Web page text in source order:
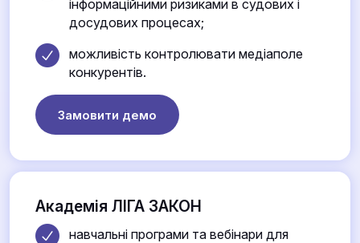
інформаційними ризиками в судових і
досудових процесах;
можливість контролювати медіаполе
конкурентів.
Замовити демо
Академія ЛІГА ЗАКОН
навчальні програми та вебінари для